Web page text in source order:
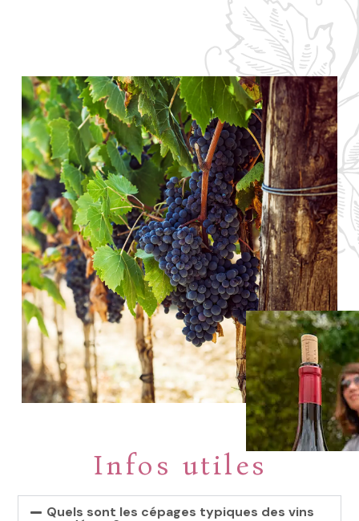
Infos utiles
Quels sont les cépages typiques des vins